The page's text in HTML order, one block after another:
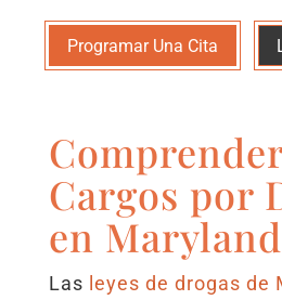
Programar Una Cita
Cargos por
en Maryland
Las leyes de drogas de